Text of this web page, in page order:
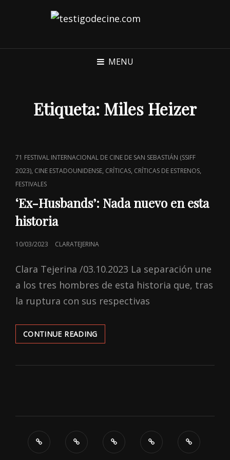
MENU
Etiqueta: Miles Heizer
CAT
LINKS
71 FESTIVAL INTERNACIONAL DE CINE DE SAN SEBASTIÁN (SSIFF
2023), CINE ESTADOUNIDENSE, CRÍTICAS, CRÍTICAS DE ESTRENOS,
FESTIVALES
‘Ex-Husbands’: Nada nuevo en esta
historia
POSTED
10/03/2023 CLARATEJERINA
Clara Tejerina /03.10.2023 La separación une
a los tres hombres de esta historia que, tras
la ruptura con sus respectivas
CONTINUE READING‘EX-
HUSBANDS’:
NUEVO